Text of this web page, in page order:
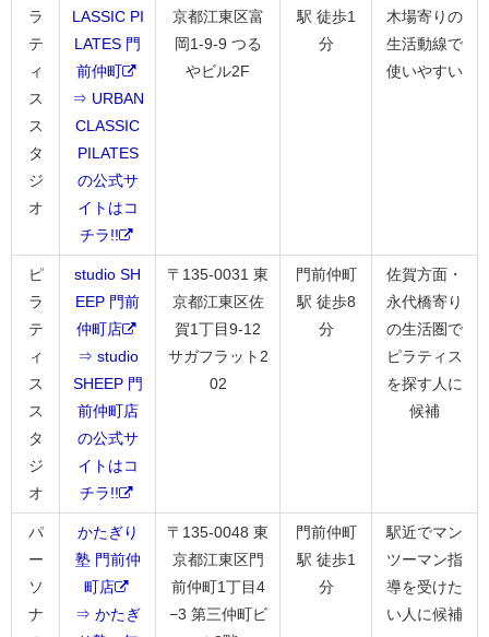
ラ
テ
ィ
ス
ス
タ
ジ
オ
LASSIC PI
LATES 門
前仲町
⇒ URBAN
CLASSIC
PILATES
の公式サ
イトはコ
チラ!!
京都江東区富
岡1-9-9 つる
やビル2F
駅 徒歩1
分
木場寄りの
生活動線で
使いやすい
ピ
ラ
テ
ィ
ス
ス
タ
ジ
オ
studio SH
EEP 門前
仲町店
⇒ studio
SHEEP 門
前仲町店
の公式サ
イトはコ
チラ!!
〒135-0031 東
京都江東区佐
賀1丁目9-12
サガフラット2
02
門前仲町
駅 徒歩8
分
佐賀方面・
永代橋寄り
の生活圏で
ピラティス
を探す人に
候補
パ
ー
ソ
ナ
かたぎり
塾 門前仲
町店
⇒ かたぎ
〒135-0048 東
京都江東区門
前仲町1丁目4
−3 第三仲町ビ
門前仲町
駅 徒歩1
分
駅近でマン
ツーマン指
導を受けた
い人に候補